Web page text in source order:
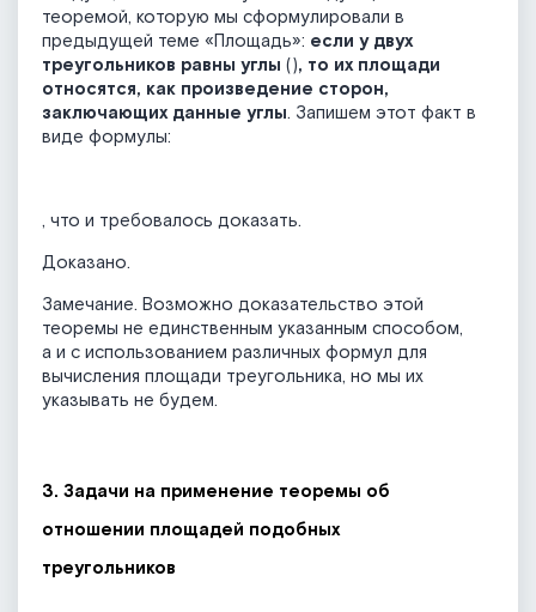
теоремой, которую мы сформулировали в
предыдущей теме «Площадь»: если у двух
треугольников равны углы (), то их площади
относятся, как произведение сторон,
заключающих данные углы. Запишем этот факт в
виде формулы:
, что и требовалось доказать.
Доказано.
Замечание. Возможно доказательство этой
теоремы не единственным указанным способом,
а и с использованием различных формул для
вычисления площади треугольника, но мы их
указывать не будем.
3. Задачи на применение теоремы об
отношении площадей подобных
треугольников